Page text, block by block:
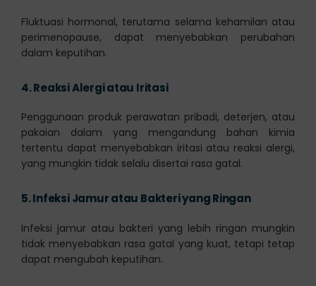
Fluktuasi hormonal, terutama selama kehamilan atau
perimenopause, dapat menyebabkan perubahan
dalam keputihan.
4.Reaksi Alergi atau Iritasi
Penggunaan produk perawatan pribadi, deterjen, atau
pakaian dalam yang mengandung bahan kimia
tertentu dapat menyebabkan iritasi atau reaksi alergi,
yang mungkin tidak selalu disertai rasa gatal.
5.Infeksi Jamur atau Bakteri yang Ringan
Infeksi jamur atau bakteri yang lebih ringan mungkin
tidak menyebabkan rasa gatal yang kuat, tetapi tetap
dapat mengubah keputihan.